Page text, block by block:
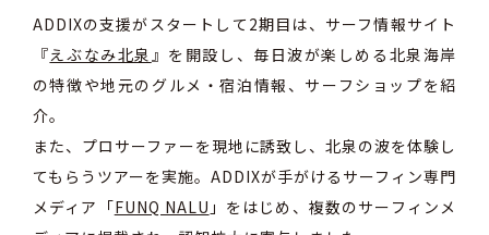
ADDIXの支援がスタートして2期目は、サーフ情報サイト
『えぶなみ北泉』を開設し、毎日波が楽しめる北泉海岸
の特徴や地元のグルメ・宿泊情報、サーフショップを紹
介。
また、プロサーファーを現地に誘致し、北泉の波を体験し
てもらうツアーを実施。ADDIXが手がけるサーフィン専門
メディア「FUNQ NALU 」をはじめ、複数のサーフィンメ